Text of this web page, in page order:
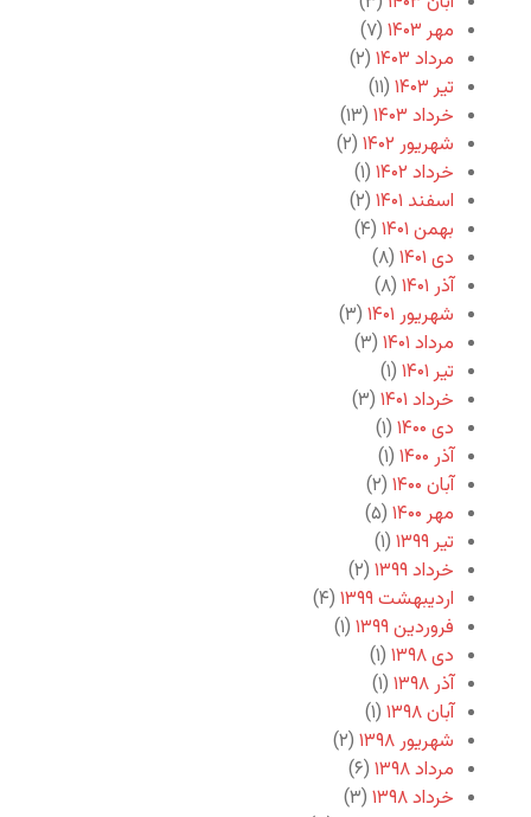
مهر ۱۴۰۳
(۷)
مرداد ۱۴۰۳
(۲)
تیر ۱۴۰۳
(۱۱)
خرداد ۱۴۰۳
(۱۳)
شهریور ۱۴۰۲
(۲)
خرداد ۱۴۰۲
(۱)
اسفند ۱۴۰۱
(۲)
بهمن ۱۴۰۱
(۴)
دی ۱۴۰۱
(۸)
آذر ۱۴۰۱
(۸)
شهریور ۱۴۰۱
(۳)
مرداد ۱۴۰۱
(۳)
تیر ۱۴۰۱
(۱)
خرداد ۱۴۰۱
(۳)
دی ۱۴۰۰
(۱)
آذر ۱۴۰۰
(۱)
آبان ۱۴۰۰
(۲)
مهر ۱۴۰۰
(۵)
تیر ۱۳۹۹
(۱)
خرداد ۱۳۹۹
(۲)
اردیبهشت ۱۳۹۹
(۴)
فروردین ۱۳۹۹
(۱)
دی ۱۳۹۸
(۱)
آذر ۱۳۹۸
(۱)
آبان ۱۳۹۸
(۱)
شهریور ۱۳۹۸
(۲)
مرداد ۱۳۹۸
(۶)
خرداد ۱۳۹۸
(۳)